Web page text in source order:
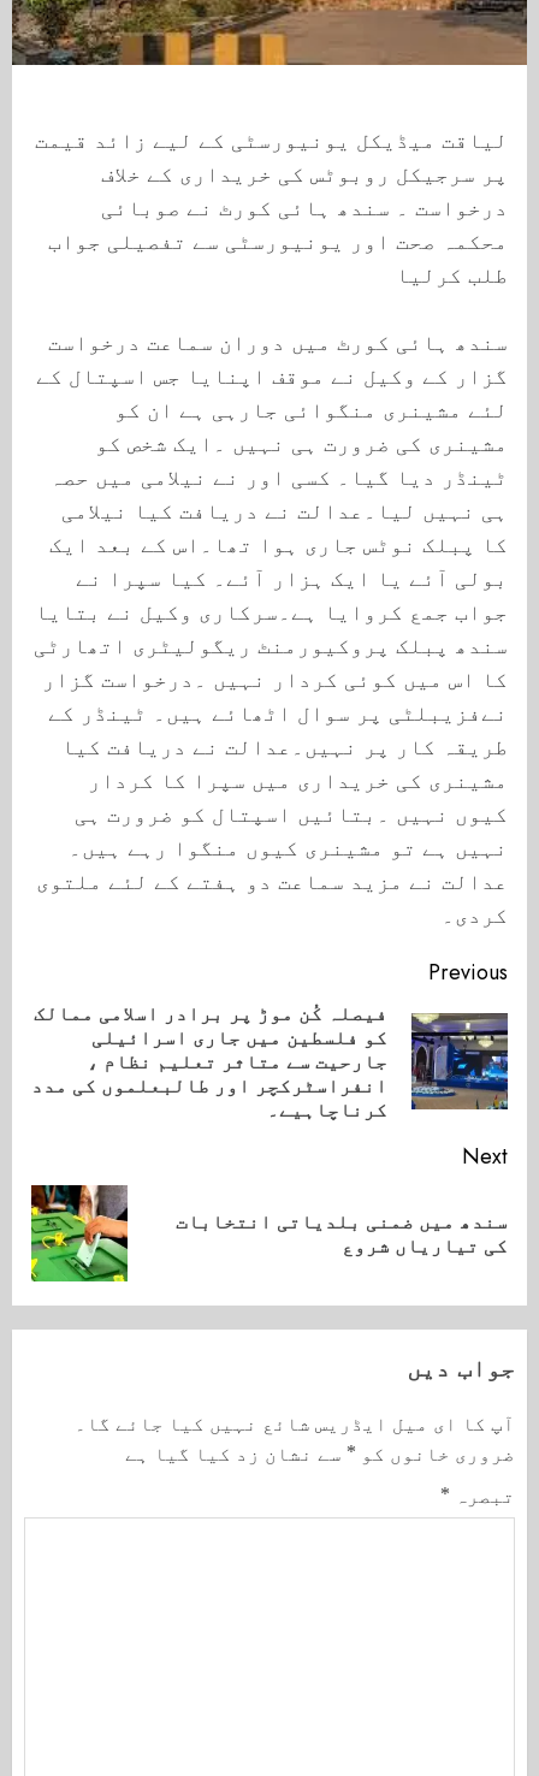
لیاقت میڈیکل یونیورسٹی کے لیے زائد قیمت
پر سرجیکل روبوٹس کی خریداری کے خلاف
درخواست ۔ سندھ ہائی کورٹ نے صوبائی
محکمہ صحت اور یونیورسٹی سے تفصیلی جواب
طلب کرلیا
سندھ ہائی کورٹ میں دوران سماعت درخواست
گزار کے وکیل نے موقف اپنایا جس اسپتال کے
لئے مشینری منگوائی جارہی ہے ان کو
مشینری کی ضرورت ہی نہیں ۔ایک شخص کو
ٹینڈر دیا گیا۔ کسی اور نے نیلامی میں حصہ
ہی نہیں لیا۔عدالت نے دریافت کیا نیلامی
کا پبلک نوٹس جاری ہوا تھا۔اس کے بعد ایک
بولی آئے یا ایک ہزار آئے۔ کیا سپرا نے
جواب جمع کروایا ہے۔سرکاری وکیل نے بتایا
سندھ پبلک پروکیورمنٹ ریگولیٹری اتھارٹی
کا اس میں کوئی کردار نہیں ۔درخواست گزار
نےفزیبلٹی پر سوال اٹھائے ہیں۔ ٹینڈر کے
طریقہ کار پر نہیں۔عدالت نے دریافت کیا
مشینری کی خریداری میں سپرا کا کردار
کیوں نہیں ۔بتائیں اسپتال کو ضرورت ہی
نہیں ہے تو مشینری کیوں منگوا رہے ہیں۔
عدالت نے مزید سماعت دو ہفتے کے لئے ملتوی
کردی۔
Continue
Reading
Previous
فیصلہ کُن موڑ پر برادر اسلامی ممالک
کو فلسطین میں جاری اسرائیلی
جارحیت سے متاثر تعلیم نظام ،
انفراسٹرکچر اور طالبعلموں کی مدد
کرناچاہیے۔
Next
Next
post:
سندھ میں ضمنی بلدیاتی انتخابات
کی تیاریاں شروع
جواب دیں
آپ کا ای میل ایڈریس شائع نہیں کیا جائے گا۔
ضروری خانوں کو * سے نشان زد کیا گیا ہے
تبصرہ *